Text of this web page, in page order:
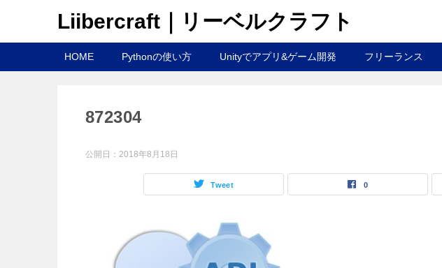
Liibercraft｜リーベルクラフト
HOME Pythonの使い方 Unityでアプリ&ゲーム開発 フリーランス
872304
公開日： 2018年8月18日
Tweet 0